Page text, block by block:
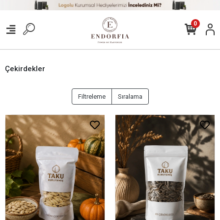
0
Çekirdekler
Filtreleme Sıralama